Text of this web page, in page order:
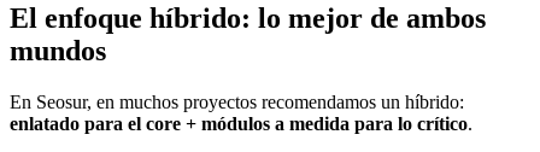
El enfoque híbrido: lo mejor de ambos
mundos
En Seosur, en muchos proyectos recomendamos un híbrido:
enlatado para el core + módulos a medida para lo crítico.